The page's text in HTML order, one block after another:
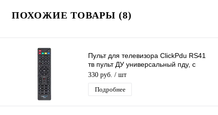
ПОХОЖИЕ ТОВАРЫ (8)
Пульт для телевизора ClickPdu RS41
тв пульт ДУ универсальный пду, с
функцией SMART
330 руб. / шт
Подробнее